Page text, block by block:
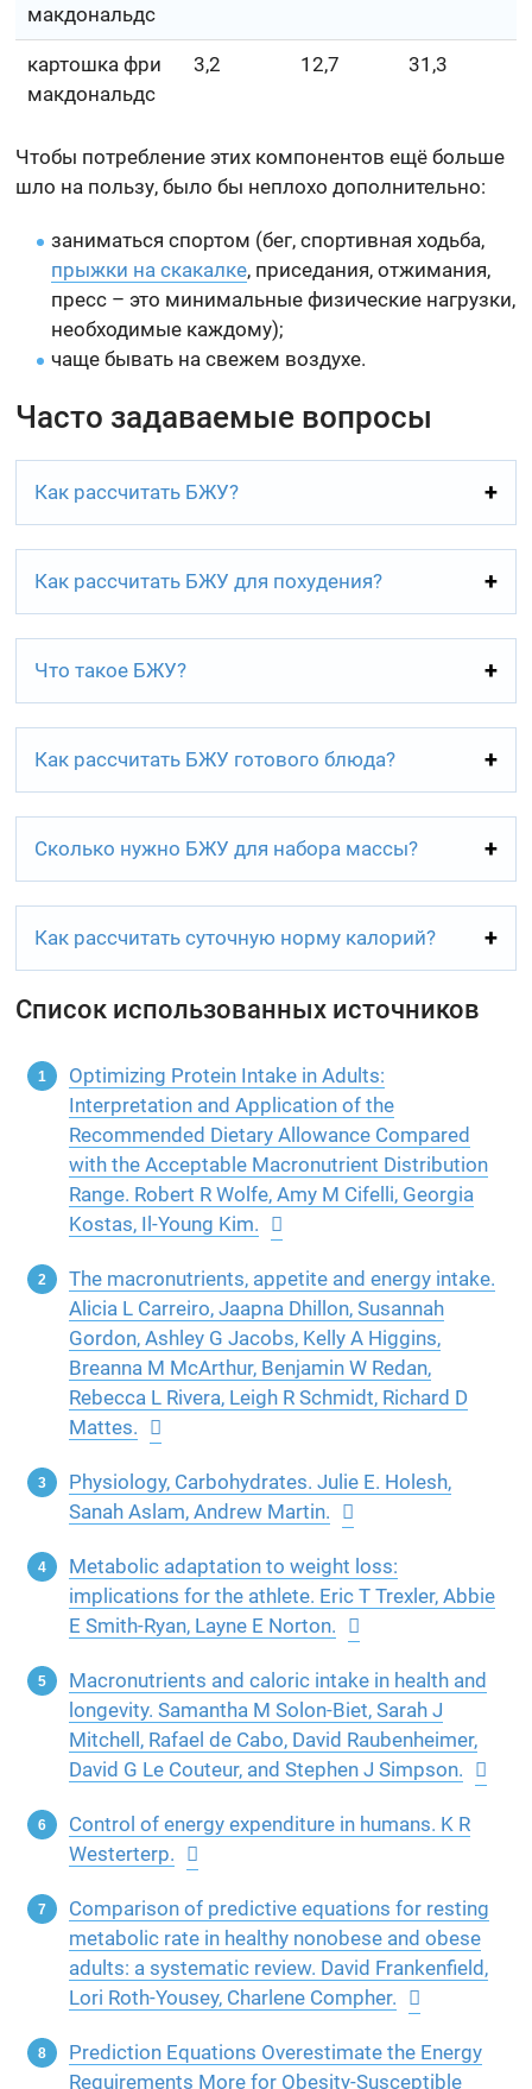
макдональдс
картошка фри
макдональдс
3,2 12,7 31,3
Чтобы потребление этих компонентов ещё больше
шло на пользу, было бы неплохо дополнительно:
заниматься спортом (бег, спортивная ходьба,
прыжки на скакалке, приседания, отжимания,
пресс – это минимальные физические нагрузки,
необходимые каждому);
чаще бывать на свежем воздухе.
Часто задаваемые вопросы
Как рассчитать БЖУ?
Как рассчитать БЖУ для похудения?
Что такое БЖУ?
Как рассчитать БЖУ готового блюда?
Сколько нужно БЖУ для набора массы?
Как рассчитать суточную норму калорий?
Список использованных источников
Optimizing Protein Intake in Adults:
Interpretation and Application of the
Recommended Dietary Allowance Compared
with the Acceptable Macronutrient Distribution
Range. Robert R Wolfe, Amy M Cifelli, Georgia
Kostas, Il-Young Kim.
The macronutrients, appetite and energy intake.
Alicia L Carreiro, Jaapna Dhillon, Susannah
Gordon, Ashley G Jacobs, Kelly A Higgins,
Breanna M McArthur, Benjamin W Redan,
Rebecca L Rivera, Leigh R Schmidt, Richard D
Mattes.
Physiology, Carbohydrates. Julie E. Holesh,
Sanah Aslam, Andrew Martin.
Metabolic adaptation to weight loss:
implications for the athlete. Eric T Trexler, Abbie
E Smith-Ryan, Layne E Norton.
Macronutrients and caloric intake in health and
longevity. Samantha M Solon-Biet, Sarah J
Mitchell, Rafael de Cabo, David Raubenheimer,
David G Le Couteur, and Stephen J Simpson.
Control of energy expenditure in humans. K R
Westerterp.
Comparison of predictive equations for resting
metabolic rate in healthy nonobese and obese
adults: a systematic review. David Frankenfield,
Lori Roth-Yousey, Charlene Compher.
Prediction Equations Overestimate the Energy
Requirements More for Obesity-Susceptible